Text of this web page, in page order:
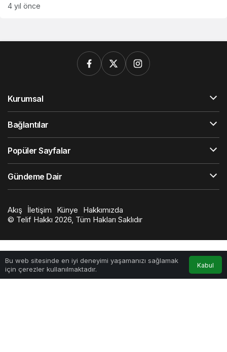
4 yıl önce
Bu web sitesinde en iyi deneyimi yaşamanızı sağlamak
için çerezler kullanılmaktadır.
Kabul
Anasayfa Akış Bildirimler
0
Kurumsal
Bağlantılar
Popüler Sayfalar
Gündeme Dair
Akış İletişim Künye
Hakkımızda
© Telif Hakkı 2026, Tüm Hakları Saklıdır